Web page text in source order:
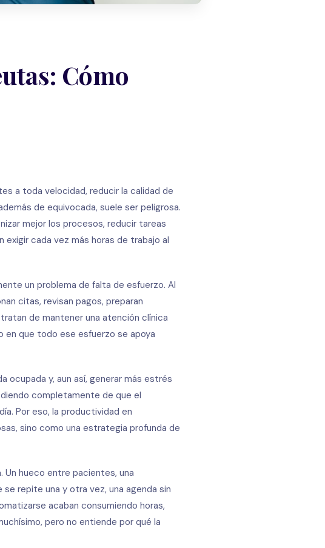
Cómo
a toda velocidad, reducir la calidad de
de equivocada, suele ser peligrosa.
mejor los procesos, reducir tareas
cada vez más horas de trabajo al
un problema de falta de esfuerzo. Al
citas, revisan pagos, preparan
de mantener una atención clínica
en que todo ese esfuerzo se apoya
ocupada y, aun así, generar más estrés
completamente de que el
Por eso, la productividad en
sino como una estrategia profunda de
Un hueco entre pacientes, una
repite una y otra vez, una agenda sin
acaban consumiendo horas,
pero no entiende por qué la